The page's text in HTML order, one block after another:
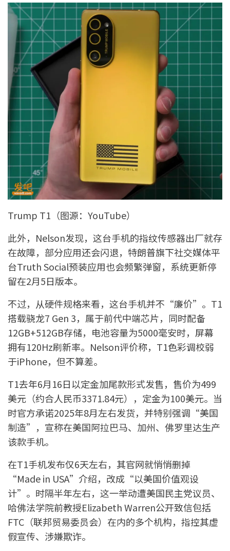
Trump T1（图源：YouTube）
此外，Nelson发现，这台手机的指纹传感器出厂就存
在故障，部分应用还会闪退，特朗普旗下社交媒体平
台Truth Social预装应用也会频繁弹窗，系统更新停
留在2月5日版本。
不过，从硬件规格来看，这台手机并不“廉价”。T1
搭载骁龙7 Gen 3，属于前代中端芯片，同时配备
12GB+512GB存储，电池容量为5000毫安时，屏幕
拥有120Hz刷新率。Nelson评价称，T1色彩调校弱
于iPhone，但不算差。
T1去年6月16日以定金加尾款形式发售，售价为499
美元（约合人民币3371.84元），定金为100美元。当
时官方承诺2025年8月左右发货，并特别强调“美国
制造”，宣称在美国阿拉巴马、加州、佛罗里达生产
该款手机。
在T1手机发布仅6天左右，其官网就悄悄删掉
“Made in USA”介绍，改成“以美国价值观设
计”。时隔半年左右，这一举动遭美国民主党议员、
哈佛法学院前教授Elizabeth Warren公开致信包括
FTC（联邦贸易委员会）在内的多个机构，指控其虚
假宣传、涉嫌欺诈。